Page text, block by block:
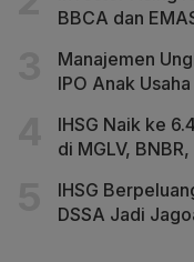
BBCA dan
Manajemen
IPO Anak
IHSG Naik ke
di MGLV,
IHSG
DSSA Jadi